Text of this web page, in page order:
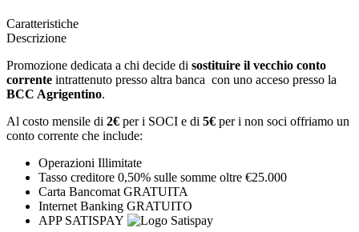
Caratteristiche
Descrizione
Promozione dedicata a chi decide di sostituire il vecchio conto
corrente intrattenuto presso altra banca con uno acceso presso la
BCC Agrigentino.
Al costo mensile di 2€ per i SOCI e di 5€ per i non soci offriamo un
conto corrente che include:
Operazioni Illimitate
Tasso creditore 0,50% sulle somme oltre €25.000
Carta Bancomat GRATUITA
Internet Banking GRATUITO
APP SATISPAY